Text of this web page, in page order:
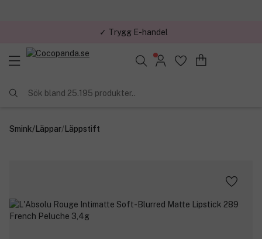
✓ Trygg E-handel
Sök bland 25.195 produkter..
Smink/Läppar/Läppstift